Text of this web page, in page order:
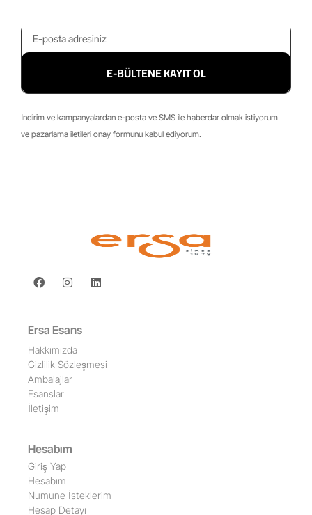
E-BÜLTENE KAYIT OL
İndirim ve kampanyalardan e-posta ve SMS ile haberdar olmak istiyorum
ve pazarlama iletileri onay formunu kabul ediyorum.
Ersa Esans
Hakkımızda
Gizlilik Sözleşmesi
Ambalajlar
Esanslar
İletişim
Hesabım
Giriş Yap
Hesabım
Numune İsteklerim
Hesap Detayı